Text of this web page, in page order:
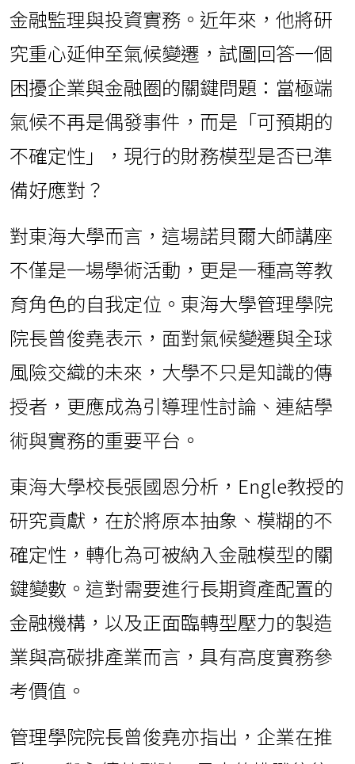
金融監理與投資實務。近年來，他將研
究重心延伸至氣候變遷，試圖回答一個
困擾企業與金融圈的關鍵問題：當極端
氣候不再是偶發事件，而是「可預期的
不確定性」，現行的財務模型是否已準
備好應對？
對東海大學而言，這場諾貝爾大師講座
不僅是一場學術活動，更是一種高等教
育角色的自我定位。東海大學管理學院
院長曾俊堯表示，面對氣候變遷與全球
風險交織的未來，大學不只是知識的傳
授者，更應成為引導理性討論、連結學
術與實務的重要平台。
東海大學校長張國恩分析，Engle教授的
研究貢獻，在於將原本抽象、模糊的不
確定性，轉化為可被納入金融模型的關
鍵變數。這對需要進行長期資產配置的
金融機構，以及正面臨轉型壓力的製造
業與高碳排產業而言，具有高度實務參
考價值。
管理學院院長曾俊堯亦指出，企業在推